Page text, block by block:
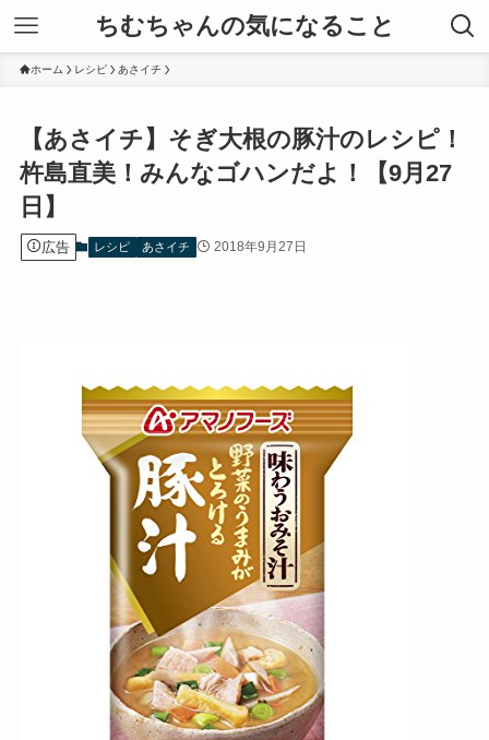
ちむちゃんの気になること
ホーム レシピ あさイチ
【あさイチ】そぎ大根の豚汁のレシピ！
杵島直美！みんなゴハンだよ！【9月27
日】
広告 レシピ あさイチ 2018年9月27日